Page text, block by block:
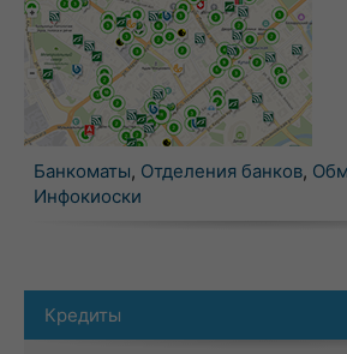
Банкоматы, Отделения банков,
Инфокиоски
Кредиты